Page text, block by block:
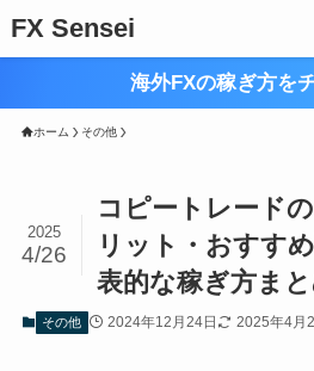
FX Sensei
海外FXの稼ぎ方を
ホーム その他
コピートレード
リット・おすす
表的な稼ぎ方ま
2025
4/26
その他 2024年12月24日 2025年4月